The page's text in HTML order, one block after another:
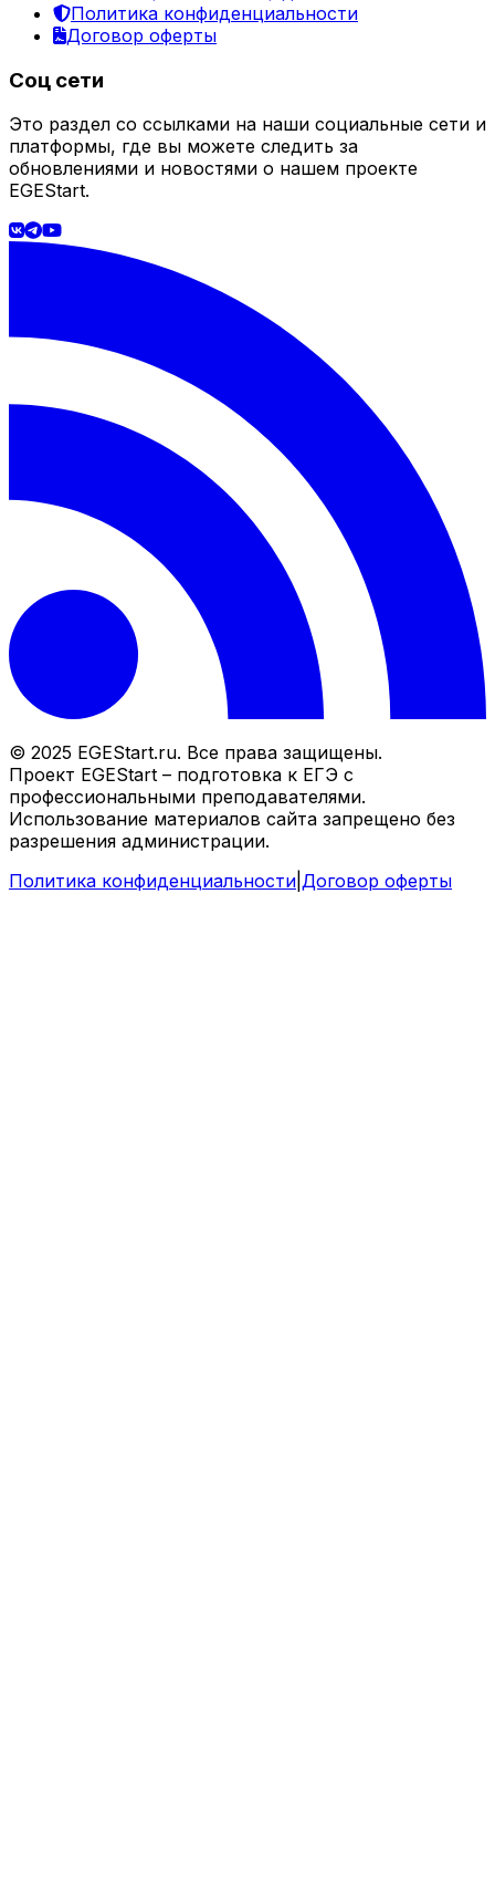
Политика конфиденциальности
Договор оферты
Соц сети
Это раздел со ссылками на наши социальные сети и
платформы, где вы можете следить за
обновлениями и новостями о нашем проекте
EGEStart.
© 2025 EGEStart.ru. Все права защищены.
Проект EGEStart – подготовка к ЕГЭ с
профессиональными преподавателями.
Использование материалов сайта запрещено без
разрешения администрации.
Политика конфиденциальности Договор оферты